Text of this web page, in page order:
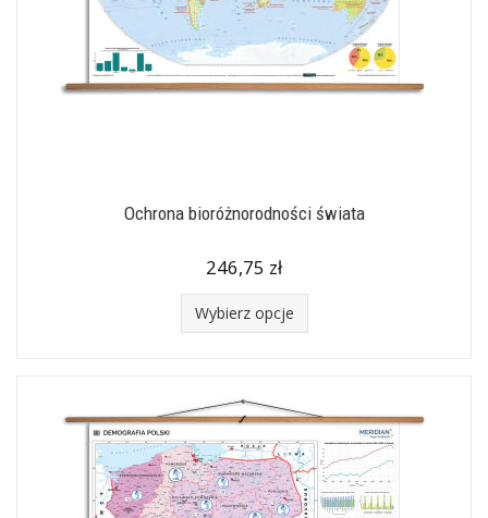
Ochrona bioróżnorodności świata
246,75 zł
Wybierz opcje